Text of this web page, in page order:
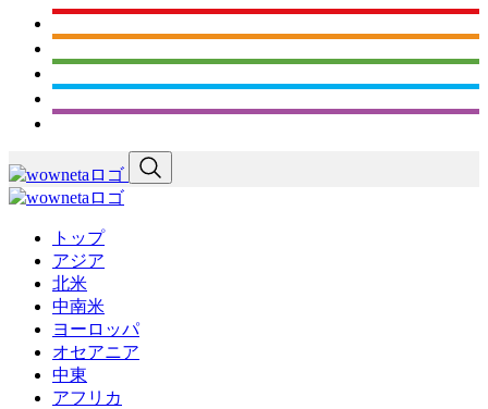
トップ
アジア
北米
中南米
ヨーロッパ
オセアニア
中東
アフリカ